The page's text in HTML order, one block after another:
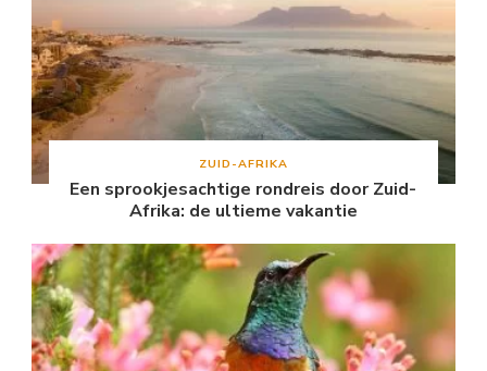
ZUID-AFRIKA
Een sprookjesachtige rondreis door Zuid-
Afrika: de ultieme vakantie